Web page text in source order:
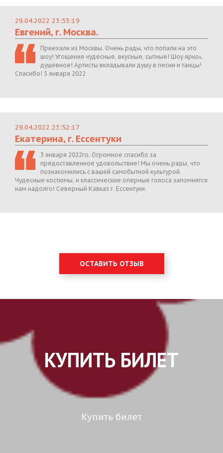
29.04.2022 23:53:19
Евгений, г. Москва.
Приехали из Москвы. Очень рады, что попали на это
шоу! Угощения чудесные, вкусные, сытные! Шоу яркое,
душевное! Артисты вкладывали душу в песни и танцы!
Спасибо! 5 января 2022
29.04.2022 23:52:17
Екатерина, г. Ессентуки
3 января 2022го. Огромное спасибо за
предоставленное удовольствие! Мы очень рады, что
познакомились с вашей самобытной культурой.
Чудесные костюмы, и классические оперные голоса запомнятся
нам надолго! Северный Кавказ г. Ессентуки.
ОСТАВИТЬ ОТЗЫВ
КУПИТЬ БИЛЕТ
Купить билет